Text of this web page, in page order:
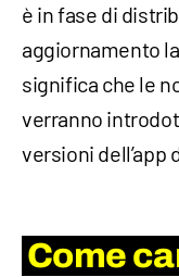
è in fase di
aggiornamento
significa che le
verranno
versioni dell’app
Come